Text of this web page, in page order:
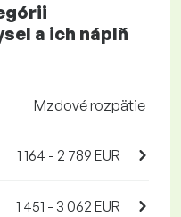
a ich náplň
Mzdové rozpätie
1 164 - 2 789 EUR
1 451 - 3 062 EUR